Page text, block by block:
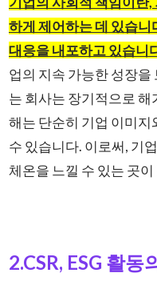
하게 제어하는 데 있습니
대응을 내포하고 있습니
업의 지속 가능한 성장
는 회사는 장기적으로
해는 단순히 기업 이미지
수 있습니다. 이로써, 기
체온을 느낄 수 있는 곳
2.CSR, ESG 활동